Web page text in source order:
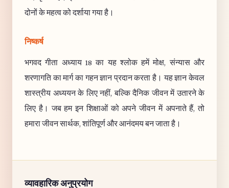
दोनों के महत्व को दर्शाया गया है।
निष्कर्ष
भगवद गीता अध्याय 18 का यह श्लोक हमें मोक्ष, संन्यास और
शरणागति का मार्ग का गहन ज्ञान प्रदान करता है। यह ज्ञान केवल
शास्त्रीय अध्ययन के लिए नहीं, बल्कि दैनिक जीवन में उतारने के
लिए है। जब हम इन शिक्षाओं को अपने जीवन में अपनाते हैं, तो
हमारा जीवन सार्थक, शांतिपूर्ण और आनंदमय बन जाता है।
व्यावहारिक अनुप्रयोग